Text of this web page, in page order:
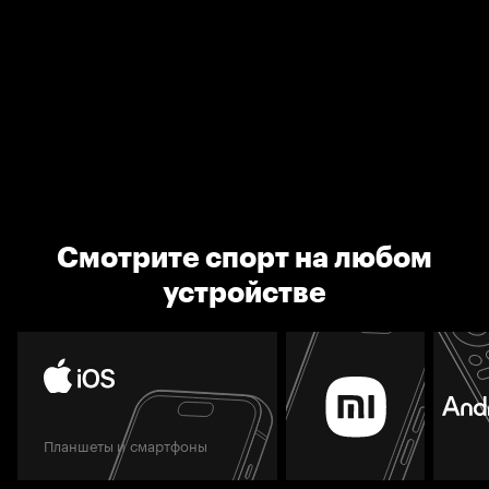
Смотрите спорт на любом
устройстве
Планшеты и смартфоны